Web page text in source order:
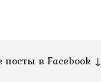
в Facebook ↓